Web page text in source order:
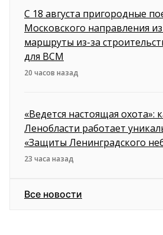
С 18 августа пригородные
Московского направления
маршруты из-за
для ВСМ
20 часов назад
«Ведется настоящая охота»:
Ленобласти работает
«Защиты Ленинградского
23 часа назад
Все новости